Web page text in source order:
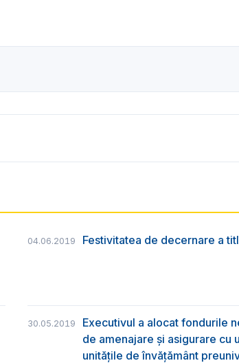
04.06.2019 Festivitatea de decernare a
30.05.2019
Executivul a alocat fondurile
de amenajare și asigurare cu
unitățile de învățământ